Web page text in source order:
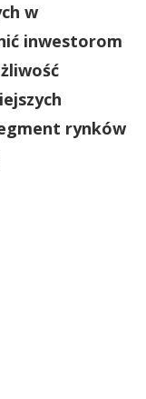
w
inwestorom
rynków